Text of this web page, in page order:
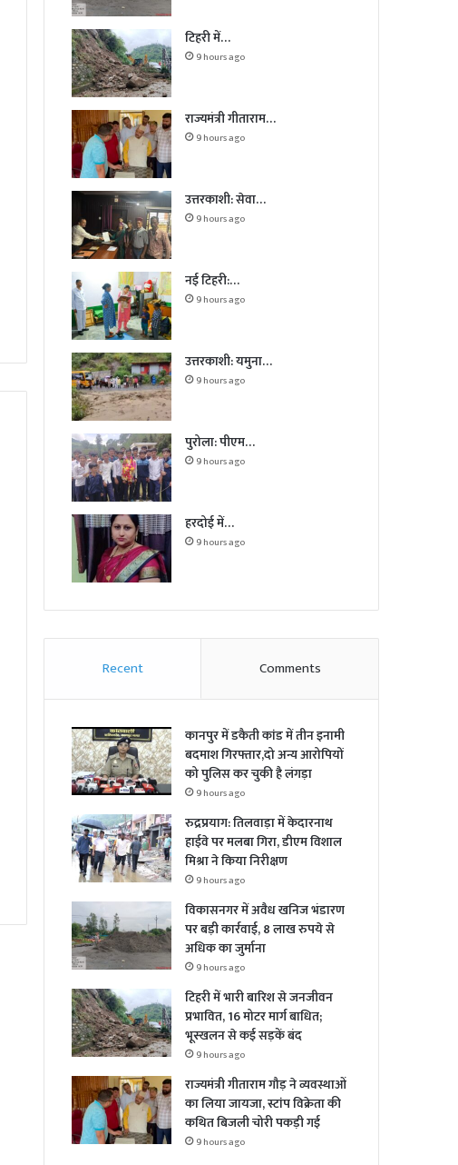
टिहरी में…
9 hours ago
राज्यमंत्री गीताराम…
9 hours ago
उत्तरकाशी: सेवा…
9 hours ago
नई टिहरी:…
9 hours ago
उत्तरकाशी: यमुना…
9 hours ago
पुरोला: पीएम…
9 hours ago
हरदोई में…
9 hours ago
Recent Comments
कानपुर में डकैती कांड में तीन इनामी
बदमाश गिरफ्तार,दो अन्य आरोपियों
को पुलिस कर चुकी है लंगड़ा
9 hours ago
रुद्रप्रयाग: तिलवाड़ा में केदारनाथ
हाईवे पर मलबा गिरा, डीएम विशाल
मिश्रा ने किया निरीक्षण
9 hours ago
विकासनगर में अवैध खनिज भंडारण
पर बड़ी कार्रवाई, 8 लाख रुपये से
अधिक का जुर्माना
9 hours ago
टिहरी में भारी बारिश से जनजीवन
प्रभावित, 16 मोटर मार्ग बाधित;
भूस्खलन से कई सड़कें बंद
9 hours ago
राज्यमंत्री गीताराम गौड़ ने व्यवस्थाओं
का लिया जायजा, स्टांप विक्रेता की
कथित बिजली चोरी पकड़ी गई
9 hours ago